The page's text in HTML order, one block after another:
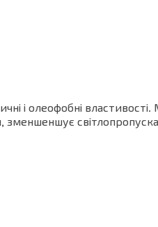
і олеофобні властивості.